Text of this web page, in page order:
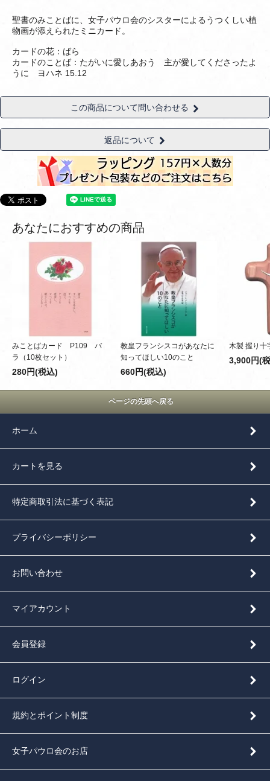
聖書のみことばに、女子パウロ会のシスターによるうつくしい植
物画が添えられたミニカード。
カードの花：ばら
カードのことば：たがいに愛しあおう 主が愛してくださったよ
うに ヨハネ 15.12
この商品について問い合わせる
返品について
あなたにおすすめの商品
みことばカード P109 バ
ラ（10枚セット）
280円(税込)
教皇フランシスコがあなたに
知ってほしい10のこと
660円(税込)
木製 握り十
3,900円(
ページの先頭へ戻る
ホーム
カートを見る
特定商取引法に基づく表記
プライバシーポリシー
お問い合わせ
マイアカウント
会員登録
ログイン
規約とポイント制度
女子パウロ会のお店